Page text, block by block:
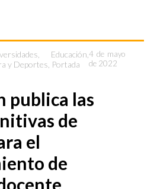
Educación,
y Deportes Portada
4 de mayo
de 2022
publica las
de
el
de